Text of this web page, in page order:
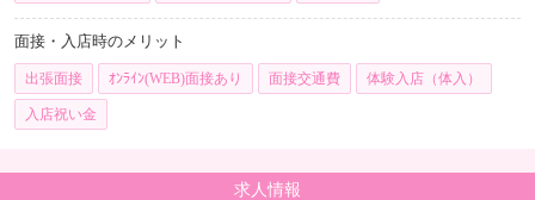
面接・入店時のメリット
出張面接 ｵﾝﾗｲﾝ(WEB)面接あり 面接交通費 体験入店（体入）
入店祝い金
求人情報